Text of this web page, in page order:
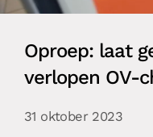
Oproep: laat
verlopen OV-
31 oktober 2023